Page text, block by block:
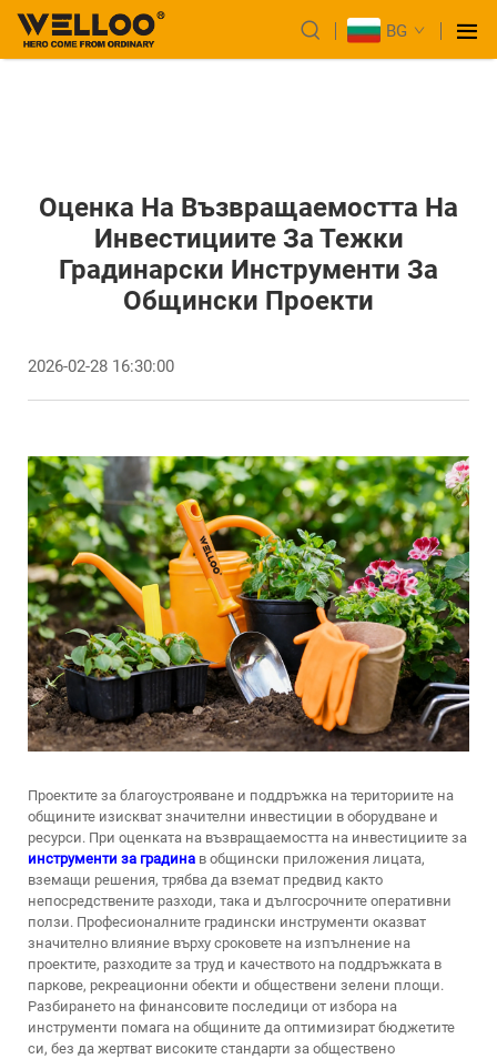
BG
Оценка На Възвращаемостта На
Инвестициите За Тежки
Градинарски Инструменти За
Общински Проекти
2026-02-28 16:30:00
Проектите за благоустрояване и поддръжка на териториите на
общините изискват значителни инвестиции в оборудване и
ресурси. При оценката на възвращаемостта на инвестициите за
инструменти за градина в общински приложения лицата,
вземащи решения, трябва да вземат предвид както
непосредствените разходи, така и дългосрочните оперативни
ползи. Професионалните градински инструменти оказват
значително влияние върху сроковете на изпълнение на
проектите, разходите за труд и качеството на поддръжката в
паркове, рекреационни обекти и обществени зелени площи.
Разбирането на финансовите последици от избора на
инструменти помага на общините да оптимизират бюджетите
си, без да жертват високите стандарти за обществено